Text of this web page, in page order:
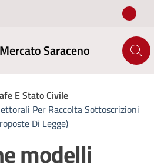
Saraceno
E Stato Civile
Per Raccolta Sottoscrizioni
Di Legge)
modelli